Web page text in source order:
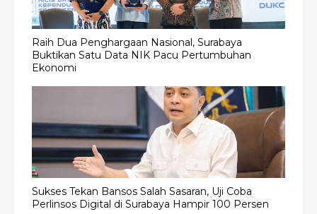
Raih Dua Penghargaan Nasional, Surabaya
Buktikan Satu Data NIK Pacu Pertumbuhan
Ekonomi
Sukses Tekan Bansos Salah Sasaran, Uji Coba
Perlinsos Digital di Surabaya Hampir 100 Persen